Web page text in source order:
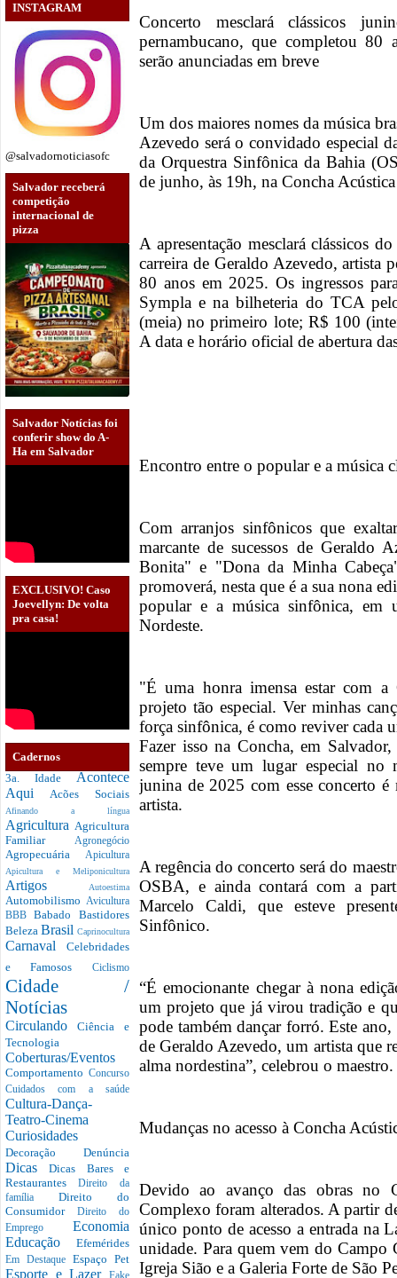
INSTAGRAM
@salvadornoticiasofc
Salvador receberá
competição
internacional de
pizza
Salvador Notícias foi
conferir show do A-
Ha em Salvador
EXCLUSIVO! Caso
Joevellyn: De volta
pra casa!
Cadernos
3a. Idade Acontece
Aqui Acões Sociais
Afinando a língua
Agricultura Agricultura
Familiar Agronegócio
Agropecuária Apicultura
Apicultura e Meliponicultura
Artigos Autoestima
Automobilismo Avicultura
BBBBabado Bastidores
Beleza Brasil Caprinocultura
Carnaval Celebridades
e Famosos Ciclismo
Cidade /
Notícias
CirculandoCiência e
Tecnologia
Coberturas/Eventos
Comportamento Concurso
Cuidados com a saúde
Cultura-Dança-
Teatro-Cinema
Curiosidades
Decoração Denúncia
DicasDicas Bares e
RestaurantesDireito da
família Direito do
Consumidor Direito do
Emprego Economia
Educação Efemérides
Em Destaque Espaço Pet
Esporte e Lazer
Concerto mesclará clássicos
pernambucano, que completou 80
serão anunciadas em breve
Um dos maiores nomes da música
Azevedo será o convidado especial
da Orquestra Sinfônica da Bahia
de junho, às 19h, na Concha
A apresentação mesclará clássicos
carreira de Geraldo Azevedo, artista
80 anos em 2025. Os ingressos
Sympla e na bilheteria do TCA
(meia) no primeiro lote; R$ 100
A data e horário oficial de abertura
Encontro entre o popular e a música
Com arranjos sinfônicos que
marcante de sucessos de Geraldo
Bonita" e "Dona da Minha
promoverá, nesta que é a sua nona
popular e a música sinfônica, em
Nordeste.
"É uma honra imensa estar com a
projeto tão especial. Ver minhas
força sinfônica, é como reviver cada
Fazer isso na Concha, em
sempre teve um lugar especial no
junina de 2025 com esse concerto
artista.
A regência do concerto será do
OSBA, e ainda contará com a
Marcelo Caldi, que esteve
Sinfônico.
“É emocionante chegar à nona
um projeto que já virou tradição e
pode também dançar forró. Este
de Geraldo Azevedo, um artista que
alma nordestina”, celebrou o maestro.
Mudanças no acesso à Concha
Devido ao avanço das obras no
Complexo foram alterados. A partir
único ponto de acesso a entrada na
unidade. Para quem vem do Campo
Igreja Sião e a Galeria Forte de São